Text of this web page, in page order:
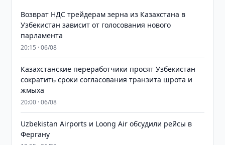
Возврат НДС трейдерам зерна из Казахстана в
Узбекистан зависит от голосования нового
парламента
20:15 · 06/08
Казахстанские переработчики просят Узбекистан
сократить сроки согласования транзита шрота и
жмыха
20:00 · 06/08
Uzbekistan Airports и Loong Air обсудили рейсы в
Фергану